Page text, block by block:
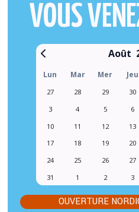
VOUS
Août
Lun Mar Mer Jeu
27 28 29 30
3
4 5 6
10
11 12 13
17
18 19 20
24
25 26 27
31
1 2 3
OUVERTURE